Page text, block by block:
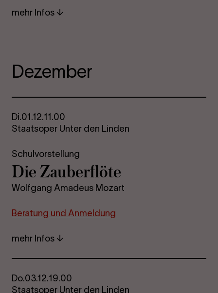
mehr Infos
Dezember
Di.01.12.11.00
Staatsoper Unter den Linden
Schulvorstellung
Die Zau­ber­flö­te
Wolfgang Amadeus Mozart
Be­ra­tung und An­mel­dung
mehr Infos
Do.03.12.19.00
Staatsoper Unter den Linden